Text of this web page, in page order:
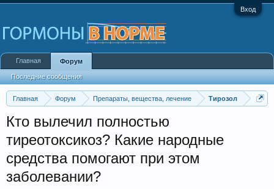
Вход
Главная Форум Препараты, вещества, лечение Тирозол
Кто вылечил полностью
тиреотоксикоз? Какие народные
средства помогают при этом
заболевании?
Главная Форум
Последние сообщения